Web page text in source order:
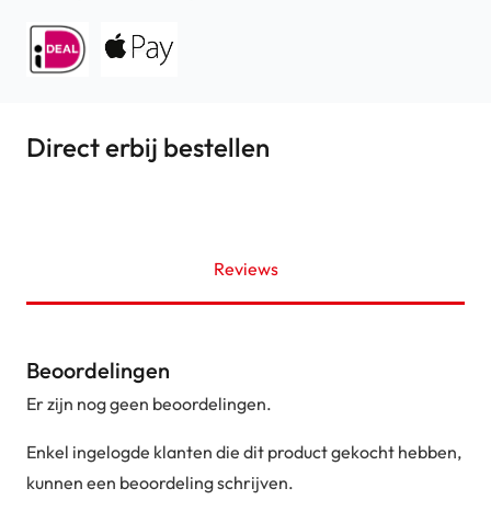
Direct erbij bestellen
Reviews
Beoordelingen
Er zijn nog geen beoordelingen.
Enkel ingelogde klanten die dit product gekocht hebben,
kunnen een beoordeling schrijven.